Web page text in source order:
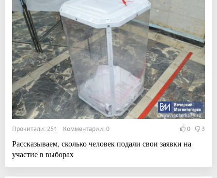
Прочитали: 251 Комментарии: 0 0 3
Рассказываем, сколько человек подали свои заявки на
участие в выборах